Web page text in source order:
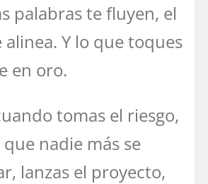
palabras te fluyen, el
alinea. Y lo que toques
en oro.
tomas el riesgo,
nadie más se
lanzas el proyecto,